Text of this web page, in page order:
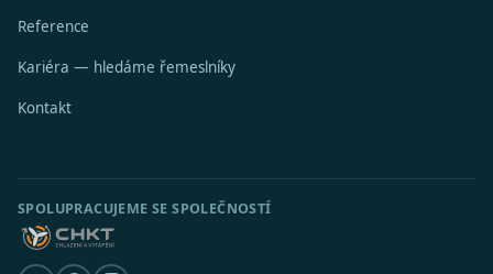
Reference
Kariéra — hledáme řemeslníky
Kontakt
SPOLUPRACUJEME SE SPOLEČNOSTÍ